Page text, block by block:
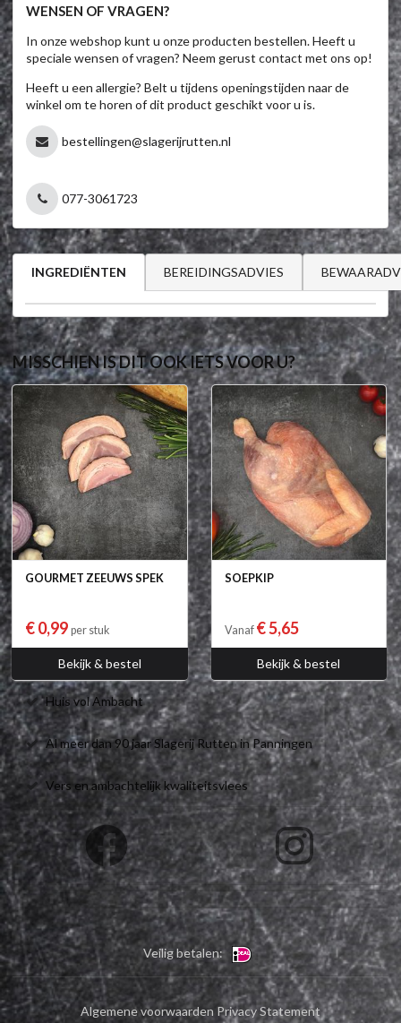
WENSEN OF VRAGEN?
In onze webshop kunt u onze producten bestellen. Heeft u
speciale wensen of vragen? Neem gerust contact met ons op!
Heeft u een allergie? Belt u tijdens openingstijden naar de
winkel om te horen of dit product geschikt voor u is.
bestellingen@slagerijrutten.nl
077-3061723
INGREDIËNTEN BEREIDINGSADVIES
MISSCHIEN IS DIT OOK IETS VOOR U?
GOURMET ZEEUWS SPEK
€ 0,99 per stuk
Bekijk & bestel
SOEPKIP
Vanaf € 5,65
Bekijk & bestel
Huis vol Ambacht
Al meer dan 90 jaar Slagerij Rutten in Panningen
Vers en ambachtelijk kwaliteitsvlees
Veilig betalen:
Algemene voorwaarden Privacy Statement